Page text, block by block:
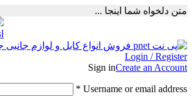
متن دلخواه شما اینجا ...
Login / Register
Sign inCreate an Account
Username or email address
*